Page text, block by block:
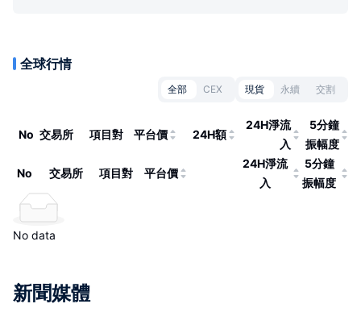
全球行情
全部 CEX 現貨 永續 交割
No 交易所 項目對 平台價 24H額
24H淨流
入
5分鐘
振幅度
No 交易所 項目對 平台價
24H淨流
入
5分鐘
振幅度
No data
新聞媒體